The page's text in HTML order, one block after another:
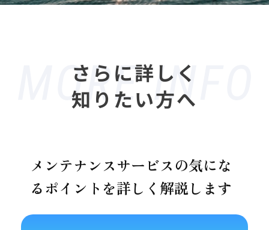
さらに詳しく
知りたい方へ
メンテナンスサービスの気にな
るポイントを詳しく解説します